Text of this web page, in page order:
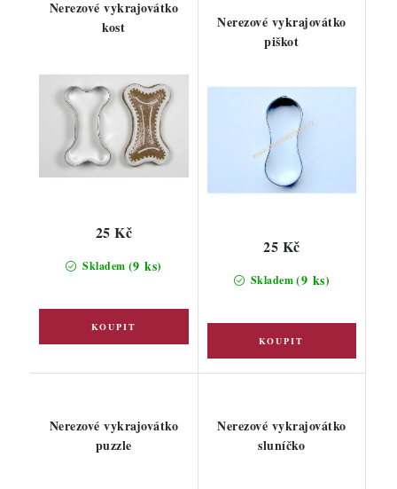
Nerezové vykrajovátko
kost
Skladem (9 ks)
25 Kč
Nerezové vykrajovátko
piškot
Skladem(9 ks)
25 Kč
Nerezové vykrajovátko
puzzle
Nerezové vykrajovátko
sluníčko